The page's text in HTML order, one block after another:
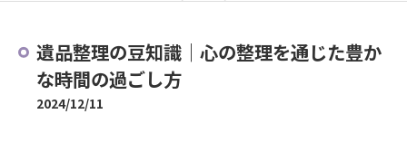
遺品整理の豆知識｜心の整理を通じた豊か
な時間の過ごし方
2024/12/11